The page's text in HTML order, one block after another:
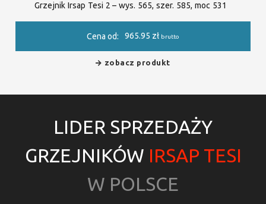
Grzejnik Irsap Tesi 2 – wys. 565, szer. 585, moc 531
Cena od: 965.95 zł brutto
zobacz produkt
LIDER SPRZEDAŻY
GRZEJNIKÓW IRSAP TESI
W POLSCE